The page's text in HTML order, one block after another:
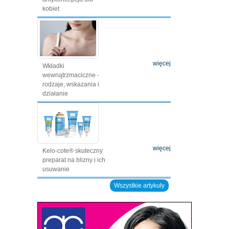
kobiet
Wkładki
wewnątrzmaciczne -
rodzaje, wskazania i
działanie
więcej
Kelo-cote® skuteczny
preparat na blizny i ich
usuwanie
więcej
Wszystkie artykuły